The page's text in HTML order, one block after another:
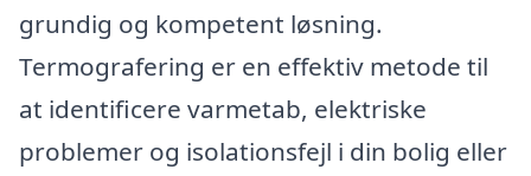
grundig og kompetent løsning.
Termografering er en effektiv metode til
at identificere varmetab, elektriske
problemer og isolationsfejl i din bolig eller